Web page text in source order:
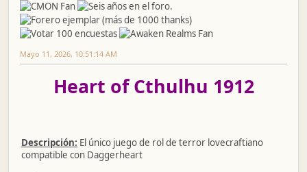
Mayo 11, 2026, 10:51:14 AM
Heart of Cthulhu 1912
Descripción: El único juego de rol de terror lovecraftiano
compatible con Daggerheart